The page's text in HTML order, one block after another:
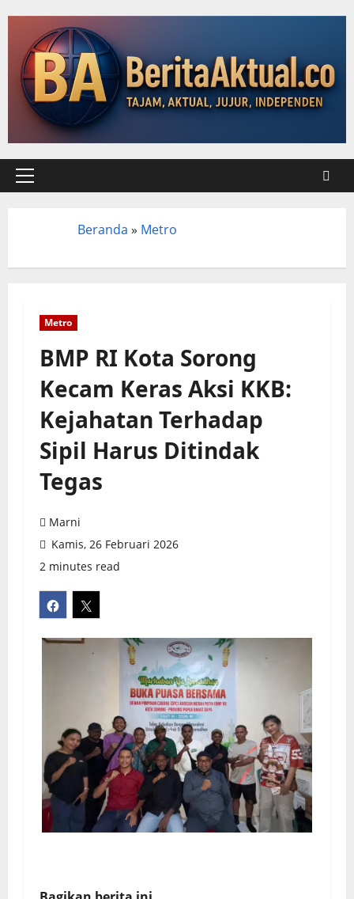
Beranda » Metro
Metro
BMP RI Kota Sorong
Kecam Keras Aksi KKB:
Kejahatan Terhadap
Sipil Harus Ditindak
Tegas
Marni
Kamis, 26 Februari 2026
2 minutes read